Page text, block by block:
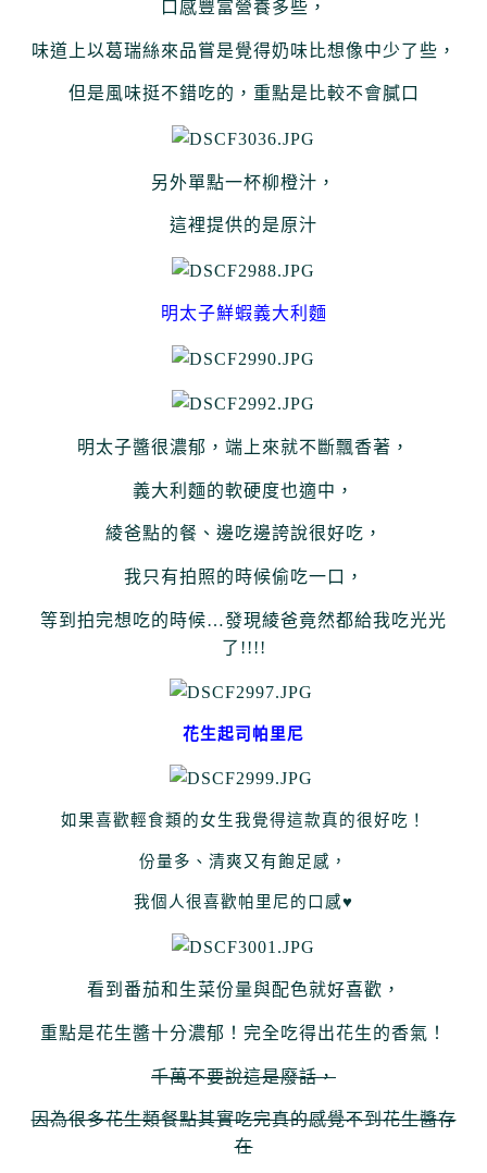
口感豐富營養多些，
味道上以葛瑞絲來品嘗是覺得奶味比想像中少了些，
但是風味挺不錯吃的，重點是比較不會膩口
另外單點一杯柳橙汁，
這裡提供的是原汁
明太子鮮蝦義大利麵
明太子醬很濃郁，端上來就不斷飄香著，
義大利麵的軟硬度也適中，
綾爸點的餐、邊吃邊誇說很好吃，
我只有拍照的時候偷吃一口，
等到拍完想吃的時候…發現綾爸竟然都給我吃光光
了!!!!
花生起司帕里尼
如果喜歡輕食類的女生我覺得這款真的很好吃！
份量多、清爽又有飽足感，
我個人很喜歡帕里尼的口感♥
看到番茄和生菜份量與配色就好喜歡，
重點是花生醬十分濃郁！完全吃得出花生的香氣！
千萬不要說這是廢話，
因為很多花生類餐點其實吃完真的感覺不到花生醬存
在